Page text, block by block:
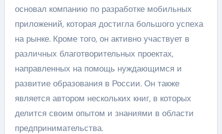
основал компанию по разработке мобильных
приложений, которая достигла большого успеха
на рынке. Кроме того, он активно участвует в
различных благотворительных проектах,
направленных на помощь нуждающимся и
развитие образования в России. Он также
является автором нескольких книг, в которых
делится своим опытом и знаниями в области
предпринимательства.